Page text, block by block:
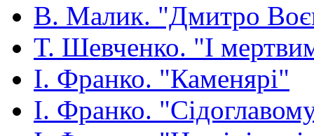
В. Малик. "Дмитро
Т. Шевченко. "І
І. Франко. "Каменярі"
І. Франко.